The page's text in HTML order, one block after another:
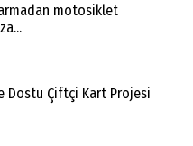
motosiklet
Dostu Çiftçi Kart Projesi